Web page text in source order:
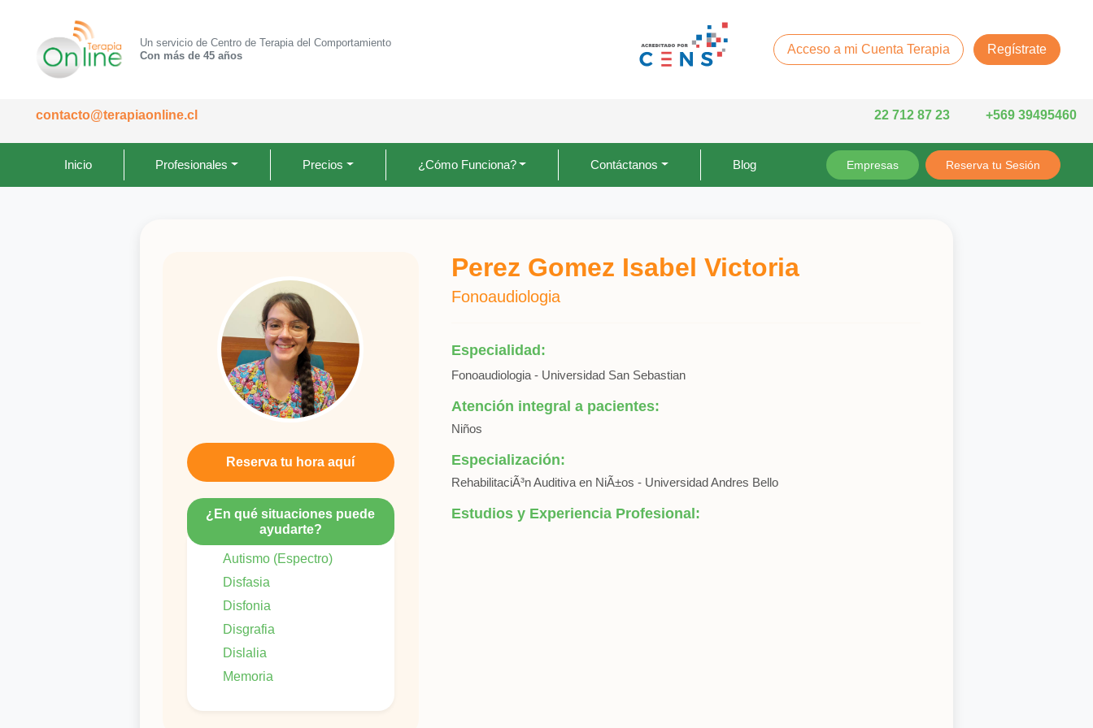
Un servicio de Centro de Terapia del Comportamiento
Con más de 45 años
Acceso a mi Cuenta Terapia Regístrate
contacto@terapiaonline.cl 22 712 87 23 +569 39495460
Inicio Profesionales Precios ¿Cómo Funciona? Contáctanos Blog Empresas Reserva tu Sesión
Perez Gomez Isabel Victoria
Fonoaudiologia
Especialidad:
Fonoaudiologia - Universidad San Sebastian
Atención integral a pacientes:
Niños
Especialización:
RehabilitaciÃ³n Auditiva en NiÃ±os - Universidad Andres Bello
Estudios y Experiencia Profesional:
Reserva tu hora aquí
¿En qué situaciones puede
ayudarte?
Autismo (Espectro)
Disfasia
Disfonia
Disgrafia
Dislalia
Memoria